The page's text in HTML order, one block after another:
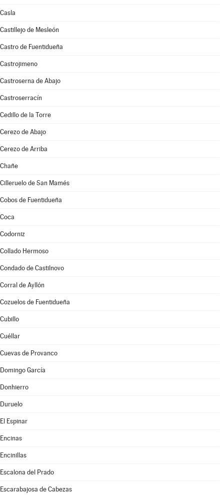
Casla
Castillejo de Mesleón
Castro de Fuentidueña
Castrojimeno
Castroserna de Abajo
Castroserracín
Cedillo de la Torre
Cerezo de Abajo
Cerezo de Arriba
Chañe
Cilleruelo de San Mamés
Cobos de Fuentidueña
Coca
Codorniz
Collado Hermoso
Condado de Castilnovo
Corral de Ayllón
Cozuelos de Fuentidueña
Cubillo
Cuéllar
Cuevas de Provanco
Domingo García
Donhierro
Duruelo
El Espinar
Encinas
Encinillas
Escalona del Prado
Escarabajosa de Cabezas